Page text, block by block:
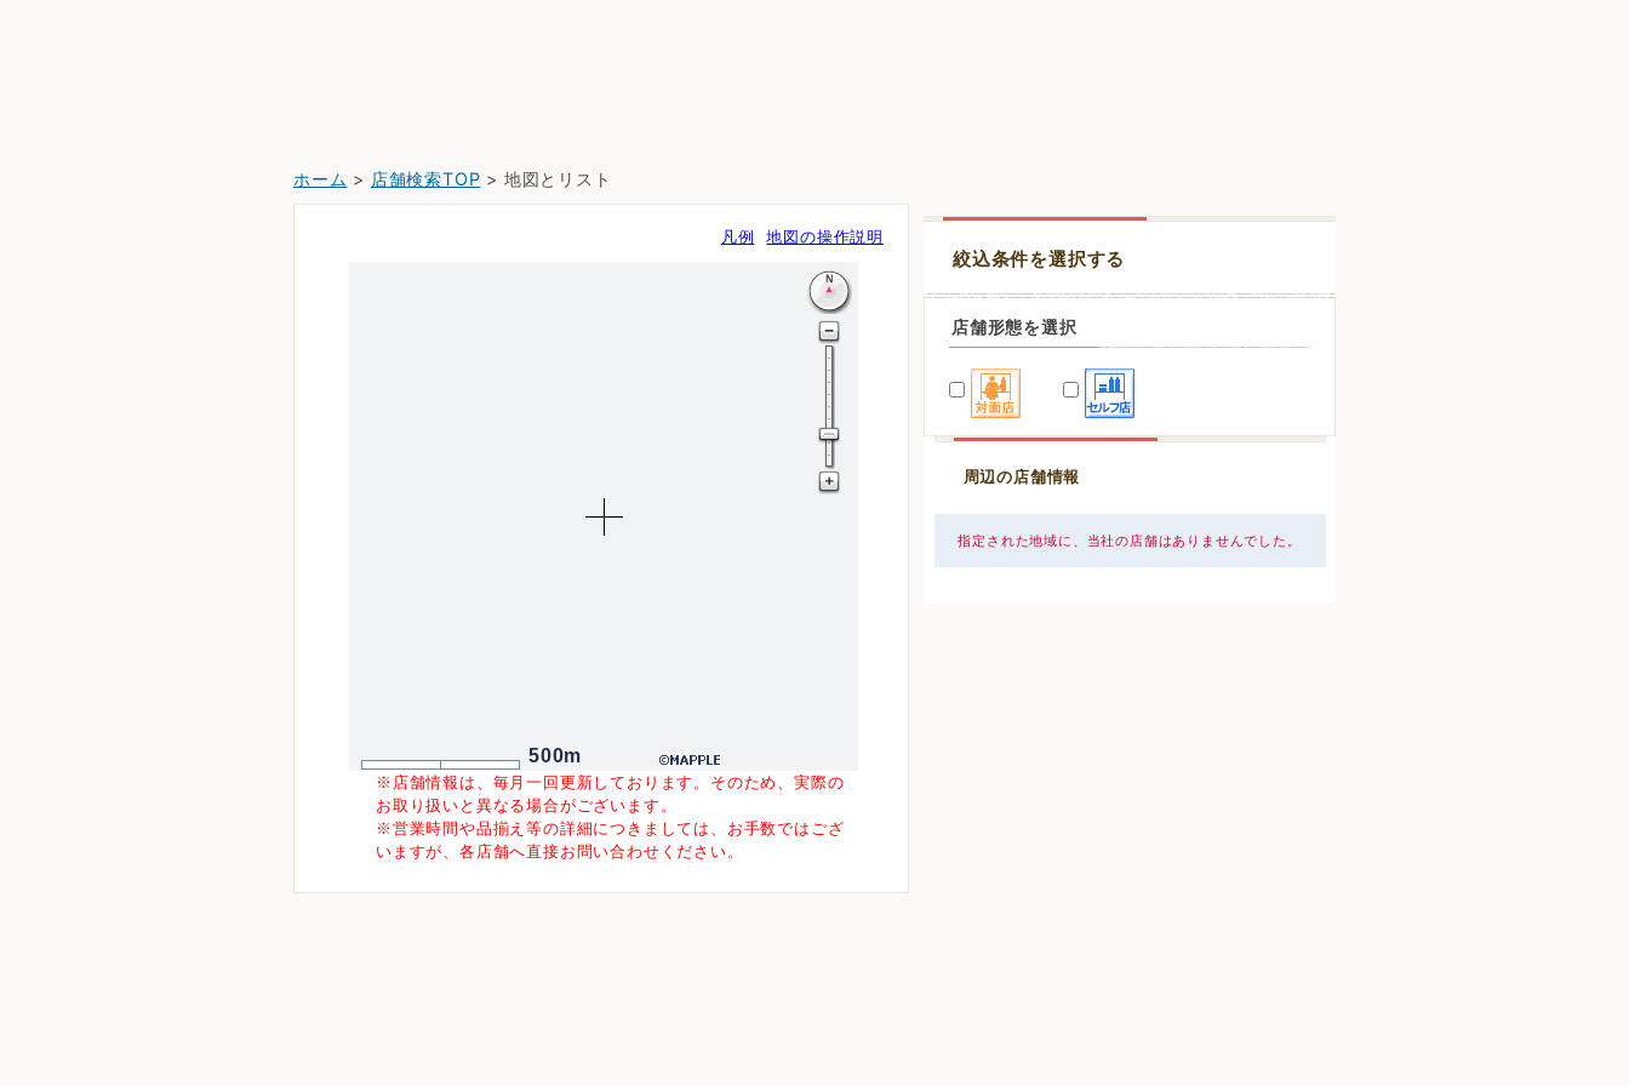
ホーム > 店舗検索TOP > 地図とリスト
凡例 地図の操作説明
500m
※店舗情報は、毎月一回更新しております。そのため、実際の
お取り扱いと異なる場合がございます。
※営業時間や品揃え等の詳細につきましては、お手数ではござ
いますが、各店舗へ直接お問い合わせください。
絞込条件を選択する
店舗形態を選択
周辺の店舗情報
指定された地域に、当社の店舗はありませんでした。